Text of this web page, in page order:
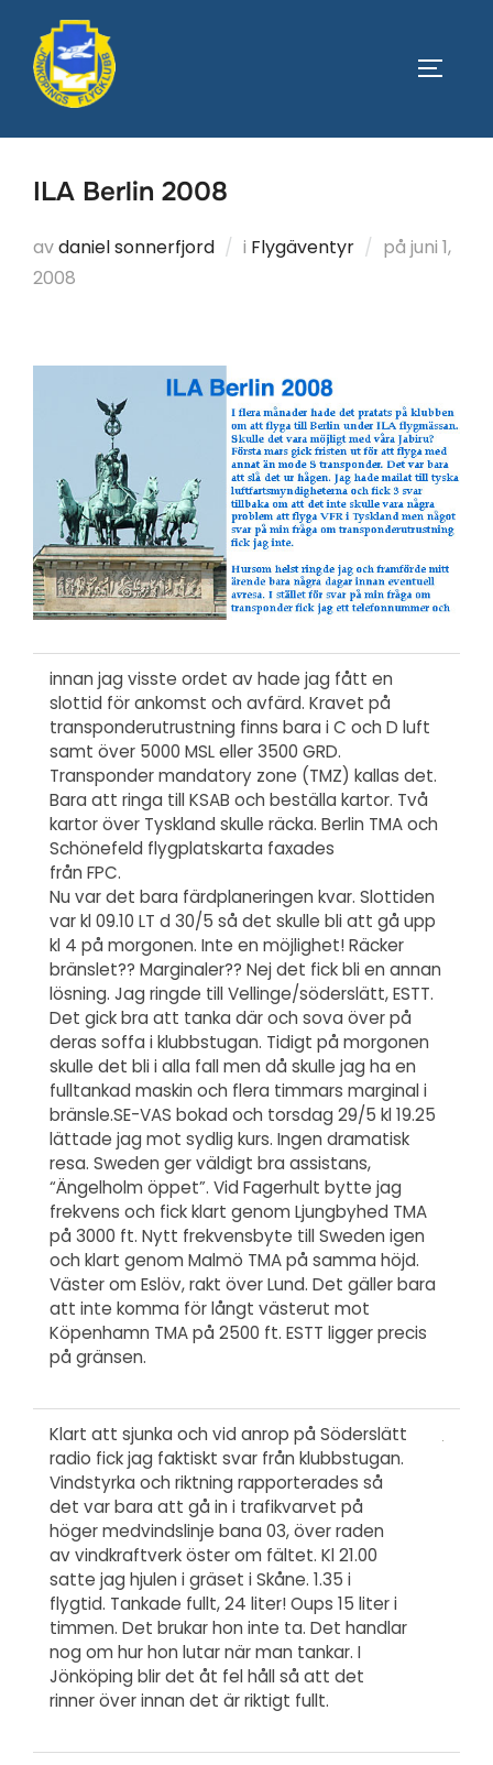
innehåll
SLÅ
ILA Berlin 2008
avdaniel sonnerfjord i Flygäventyr på juni 1,
2008
innan jag visste ordet av hade jag fått en
slottid för ankomst och avfärd. Kravet på
transponderutrustning finns bara i C och D luft
samt över 5000 MSL eller 3500 GRD.
Transponder mandatory zone (TMZ) kallas det.
Bara att ringa till KSAB och beställa kartor. Två
kartor över Tyskland skulle räcka. Berlin TMA och
Schönefeld flygplatskarta faxades
från FPC.
Nu var det bara färdplaneringen kvar. Slottiden
var kl 09.10 LT d 30/5 så det skulle bli att gå upp
kl 4 på morgonen. Inte en möjlighet! Räcker
bränslet?? Marginaler?? Nej det fick bli en annan
lösning. Jag ringde till Vellinge/söderslätt, ESTT.
Det gick bra att tanka där och sova över på
deras soffa i klubbstugan. Tidigt på morgonen
skulle det bli i alla fall men då skulle jag ha en
fulltankad maskin och flera timmars marginal i
bränsle.SE-VAS bokad och torsdag 29/5 kl 19.25
lättade jag mot sydlig kurs. Ingen dramatisk
resa. Sweden ger väldigt bra assistans,
“Ängelholm öppet”. Vid Fagerhult bytte jag
frekvens och fick klart genom Ljungbyhed TMA
på 3000 ft. Nytt frekvensbyte till Sweden igen
och klart genom Malmö TMA på samma höjd.
Väster om Eslöv, rakt över Lund. Det gäller bara
att inte komma för långt västerut mot
Köpenhamn TMA på 2500 ft. ESTT ligger precis
på gränsen.
Klart att sjunka och vid anrop på Söderslätt
radio fick jag faktiskt svar från klubbstugan.
Vindstyrka och riktning rapporterades så
det var bara att gå in i trafikvarvet på
höger medvindslinje bana 03, över raden
av vindkraftverk öster om fältet. Kl 21.00
satte jag hjulen i gräset i Skåne. 1.35 i
flygtid. Tankade fullt, 24 liter! Oups 15 liter i
timmen. Det brukar hon inte ta. Det handlar
nog om hur hon lutar när man tankar. I
Jönköping blir det åt fel håll så att det
rinner över innan det är riktigt fullt.